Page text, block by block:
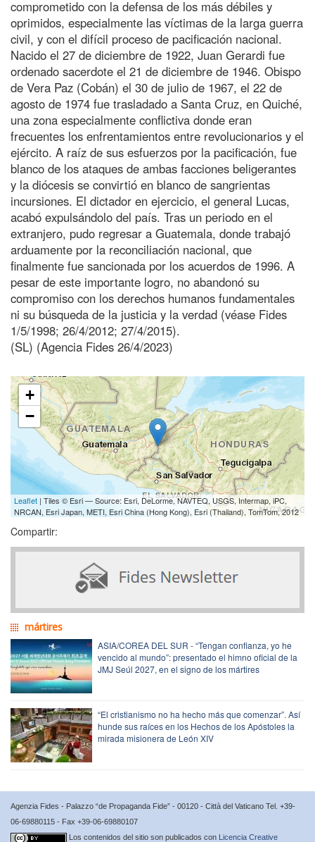
comprometido con la defensa de los más débiles y
oprimidos, especialmente las víctimas de la larga guerra
civil, y con el difícil proceso de pacificación nacional.
Nacido el 27 de diciembre de 1922, Juan Gerardi fue
ordenado sacerdote el 21 de diciembre de 1946. Obispo
de Vera Paz (Cobán) el 30 de julio de 1967, el 22 de
agosto de 1974 fue trasladado a Santa Cruz, en Quiché,
una zona especialmente conflictiva donde eran
frecuentes los enfrentamientos entre revolucionarios y el
ejército. A raíz de sus esfuerzos por la pacificación, fue
blanco de los ataques de ambas facciones beligerantes
y la diócesis se convirtió en blanco de sangrientas
incursiones. El dictador en ejercicio, el general Lucas,
acabó expulsándolo del país. Tras un periodo en el
extranjero, pudo regresar a Guatemala, donde trabajó
arduamente por la reconciliación nacional, que
finalmente fue sancionada por los acuerdos de 1996. A
pesar de este importante logro, no abandonó su
compromiso con los derechos humanos fundamentales
ni su búsqueda de la justicia y la verdad (véase Fides
1/5/1998; 26/4/2012; 27/4/2015).
(SL) (Agencia Fides 26/4/2023)
+
−
Leaflet | Tiles © Esri — Source: Esri, DeLorme, NAVTEQ, USGS, Intermap, iPC,
NRCAN, Esri Japan, METI, Esri China (Hong Kong), Esri (Thailand), TomTom, 2012
Compartir:
mártires
ASIA/COREA DEL SUR - “Tengan confianza, yo he
vencido al mundo”: presentado el himno oficial de la
JMJ Seúl 2027, en el signo de los mártires
“El cristianismo no ha hecho más que comenzar”. Así
hunde sus raíces en los Hechos de los Apóstoles la
mirada misionera de León XIV
Agenzia Fides - Palazzo “de Propaganda Fide” - 00120 - Città del Vaticano Tel. +39-
06-69880115 - Fax +39-06-69880107
Los contenidos del sitio son publicados con Licencia Creative